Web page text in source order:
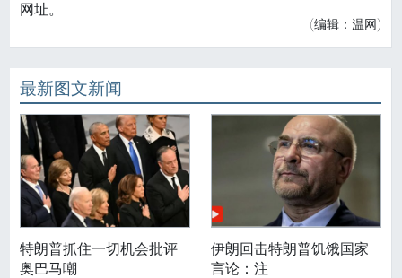
网址。
(编辑：温网)
最新图文新闻
特朗普抓住一切机会批评
奥巴马嘲
伊朗回击特朗普饥饿国家
言论：注